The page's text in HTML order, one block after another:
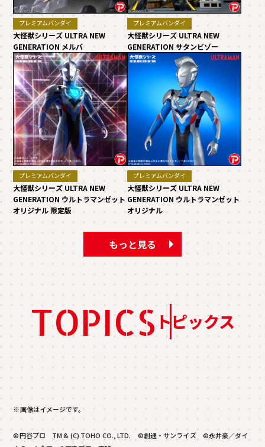
プレミアムバンダイ
大怪獣シリーズ ULTRA NEW
GENERATION メルバ
プレミアムバンダイ
大怪獣シリーズ ULTRA NEW
GENERATION サタンビゾー
プレミアムバンダイ
大怪獣シリーズ ULTRA NEW
GENERATION ウルトラマンゼット
オリジナル 限定版
プレミアムバンダイ
大怪獣シリーズ ULTRA NEW
GENERATION ウルトラマンゼット
オリジナル
もっと見る
TOPICS トピックス
※画像はイメージです。
©円谷プロ TM & (C) TOHO CO., LTD. ©創通・サンライズ ©永井豪／ダイ